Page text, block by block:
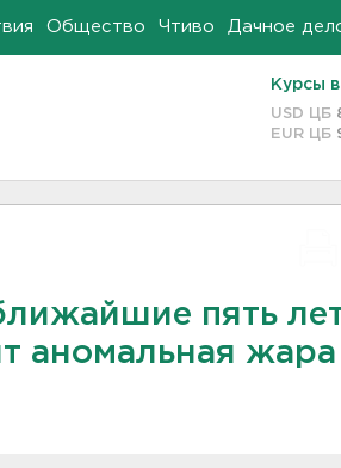
Общество Чтиво Дачное
Курсы
USD ЦБ
EUR ЦБ
пять
аномальная жара